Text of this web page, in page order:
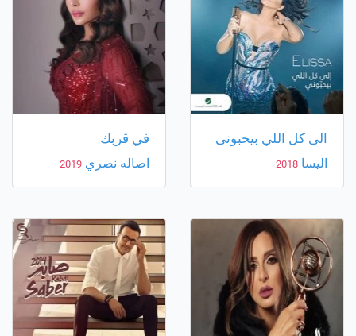
الى كل اللي بيحبونى
اليسا 2018
في قربك
اصاله نصري 2019